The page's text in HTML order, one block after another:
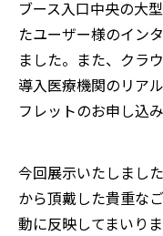
ブース入口中央の大
たユーザー様のイン
ました。また、クラ
導入医療機関のリア
フレットのお申し込
今回展示いたしまし
から頂戴した貴重な
動に反映してまいり